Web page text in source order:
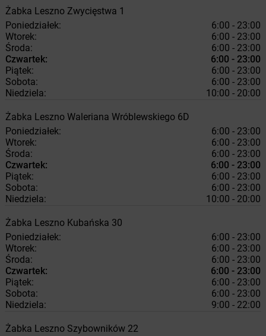
Żabka Leszno Zwycięstwa 1
Poniedziałek:
6:00 - 23:00
Wtorek:
6:00 - 23:00
Środa:
6:00 - 23:00
Czwartek:
6:00 - 23:00
Piątek:
6:00 - 23:00
Sobota:
6:00 - 23:00
Niedziela:
10:00 - 20:00
Żabka Leszno Waleriana Wróblewskiego 6D
Poniedziałek:
6:00 - 23:00
Wtorek:
6:00 - 23:00
Środa:
6:00 - 23:00
Czwartek:
6:00 - 23:00
Piątek:
6:00 - 23:00
Sobota:
6:00 - 23:00
Niedziela:
10:00 - 20:00
Żabka Leszno Kubańska 30
Poniedziałek:
6:00 - 23:00
Wtorek:
6:00 - 23:00
Środa:
6:00 - 23:00
Czwartek:
6:00 - 23:00
Piątek:
6:00 - 23:00
Sobota:
6:00 - 23:00
Niedziela:
9:00 - 22:00
Żabka Leszno Szybowników 22